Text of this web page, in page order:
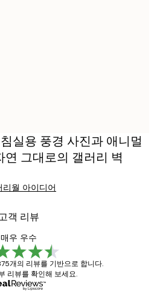
실용 풍경 사진과 애니멀
연 그대로의 갤러리 벽
리월 아이디어
고객 리뷰
매우 우수
개의 리뷰를 기반으로 합니다.
리뷰를 확인해 보세요.